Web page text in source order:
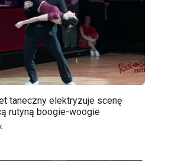
taneczny elektryzuje scenę
rutyną boogie-woogie